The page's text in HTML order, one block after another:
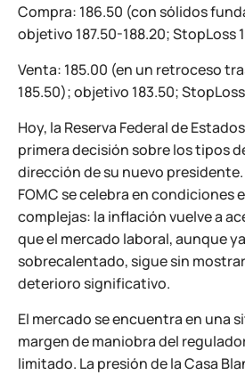
Compra: 186.50 (con sólidos
objetivo 187.50-188.20; StopLoss
Venta: 185.00 (en un retroceso
185.50); objetivo 183.50;
Hoy, la Reserva Federal de
primera decisión sobre los tipos
dirección de su nuevo
FOMC se celebra en condiciones
complejas: la inflación vuelve a
que el mercado laboral, aunque
sobrecalentado, sigue sin
deterioro significativo.
El mercado se encuentra en una
margen de maniobra del
limitado. La presión de la Casa